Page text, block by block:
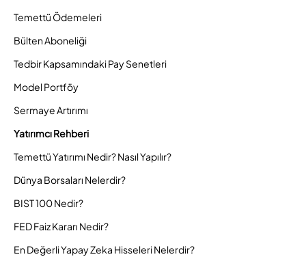
Temettü Ödemeleri
Bülten Aboneliği
Tedbir Kapsamındaki Pay Senetleri
Model Portföy
Sermaye Artırımı
Yatırımcı Rehberi
Temettü Yatırımı Nedir? Nasıl Yapılır?
Dünya Borsaları Nelerdir?
BIST 100 Nedir?
FED Faiz Kararı Nedir?
En Değerli Yapay Zeka Hisseleri Nelerdir?